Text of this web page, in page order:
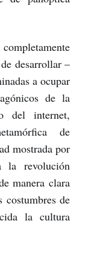
desarrollar –
a ocupar
de la
del internet,
de
mostrada por
la revolución
manera clara
de
la cultura